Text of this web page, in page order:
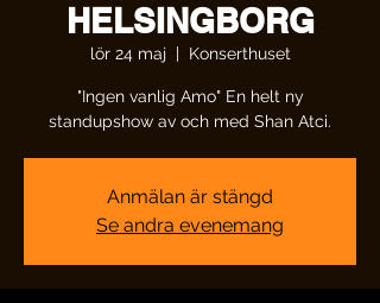
HELSINGBORG
lör 24 maj
  |
Konserthuset
"Ingen vanlig Amo" En helt ny
standupshow av och med Shan Atci.
Anmälan är stängd
Se andra evenemang